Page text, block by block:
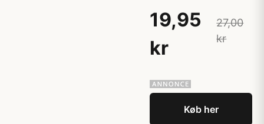
19,95
kr
27,00
kr
Køb her